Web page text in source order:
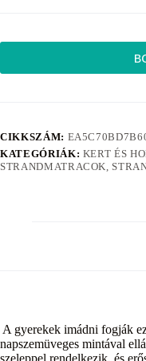
CIKKSZÁM:
KATEGÓRIÁK: KERT ÉS
STRANDMATRACOK,
A gyerekek imádni fogják
napszemüveges mintával
szeleppel rendelkezik, és